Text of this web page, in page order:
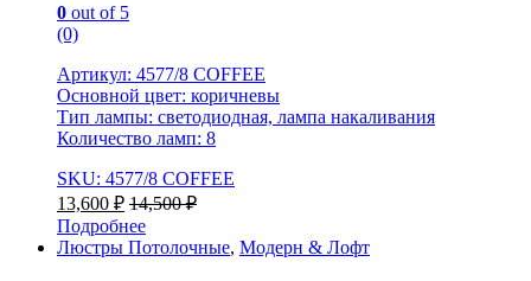
0 out of 5
(0)
Артикул: 4577/8 COFFEE
Основной цвет: коричневы
Тип лампы: светодиодная, лампа накаливания
Количество ламп: 8
SKU: 4577/8 COFFEE
13,600 ₽ 14,500₽
Подробнее
Люстры Потолочные, Модерн & Лофт